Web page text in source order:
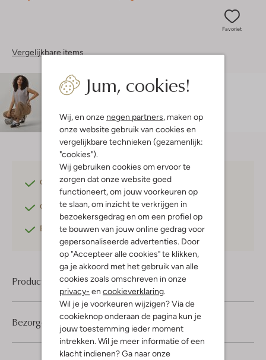
Jum, cookies!
Wij, en onze negen partners, maken op
onze website gebruik van cookies en
vergelijkbare technieken (gezamenlijk:
"cookies").
Wij gebruiken cookies om ervoor te
zorgen dat onze website goed
functioneert, om jouw voorkeuren op
te slaan, om inzicht te verkrijgen in
bezoekersgedrag en om een profiel op
te bouwen van jouw online gedrag voor
gepersonaliseerde advertenties. Door
op "Accepteer alle cookies" te klikken,
ga je akkoord met het gebruik van alle
cookies zoals omschreven in onze
privacy- en cookieverklaring.
Wil je je voorkeuren wijzigen? Via de
cookieknop onderaan de pagina kun je
jouw toestemming ieder moment
intrekken. Wil je meer informatie of een
klacht indienen? Ga naar onze
Favoriet
Vergelijkbare items
Maatadvies
Charis is 1 meter 73 lang en draagt maat s.
Gratis verzendingvanaf €75,-
Gratis retournerenbinnen 30 dagen*
Betaal achterafmet Klarna
Product informatie
Bezorgen & retourneren